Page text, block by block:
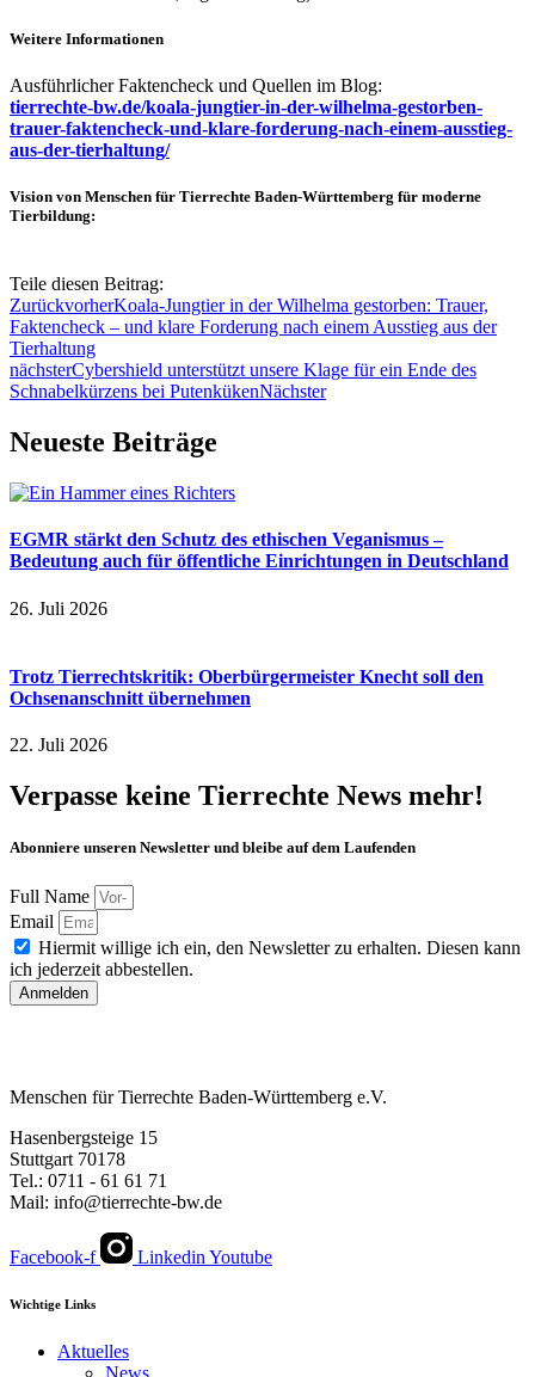
Weitere Informationen
Ausführlicher Faktencheck und Quellen im Blog:
tierrechte-bw.de/koala-jungtier-in-der-wilhelma-gestorben-
trauer-faktencheck-und-klare-forderung-nach-einem-ausstieg-
aus-der-tierhaltung/
Vision von Menschen für Tierrechte Baden-Württemberg für moderne
Tierbildung:
Teile diesen Beitrag:
ZurückvorherKoala-Jungtier in der Wilhelma gestorben: Trauer,
Faktencheck – und klare Forderung nach einem Ausstieg aus der
Tierhaltung
nächsterCybershield unterstützt unsere Klage für ein Ende des
Schnabelkürzens bei PutenkükenNächster
Neueste Beiträge
EGMR stärkt den Schutz des ethischen Veganismus –
Bedeutung auch für öffentliche Einrichtungen in Deutschland
26. Juli 2026
Trotz Tierrechtskritik: Oberbürgermeister Knecht soll den
Ochsenanschnitt übernehmen
22. Juli 2026
Verpasse keine Tierrechte News mehr!
Abonniere unseren Newsletter und bleibe auf dem Laufenden
Full Name
Email
Hiermit willige ich ein, den Newsletter zu erhalten. Diesen kann
ich jederzeit abbestellen.
Anmelden
Menschen für Tierrechte Baden-Württemberg e.V.
Hasenbergsteige 15
Stuttgart 70178
Tel.: 0711 - 61 61 71
Mail: info@tierrechte-bw.de
Facebook-f Linkedin Youtube
Wichtige Links
Aktuelles